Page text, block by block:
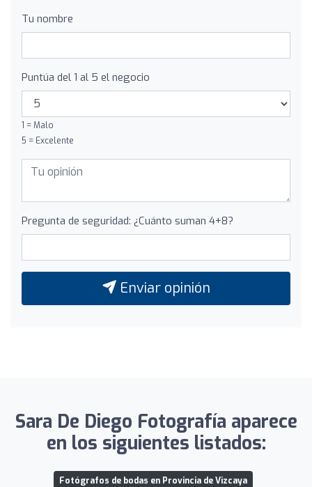
Tu nombre
Puntúa del 1 al 5 el negocio
1 = Malo
5 = Excelente
Pregunta de seguridad: ¿Cuánto suman 4+8?
Enviar opinión
Sara De Diego Fotografía aparece
en los siguientes listados:
Fotógrafos de bodas en Provincia de Vizcaya